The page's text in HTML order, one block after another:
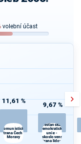
volební účast
11,61 %
Komunistická
strana Čech a
Moravy
9,67 %
Křesťanská a
demokratická
unie -
Československá
strana lidová